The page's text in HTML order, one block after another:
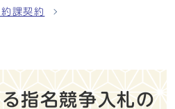
課契約
指名競争入札の